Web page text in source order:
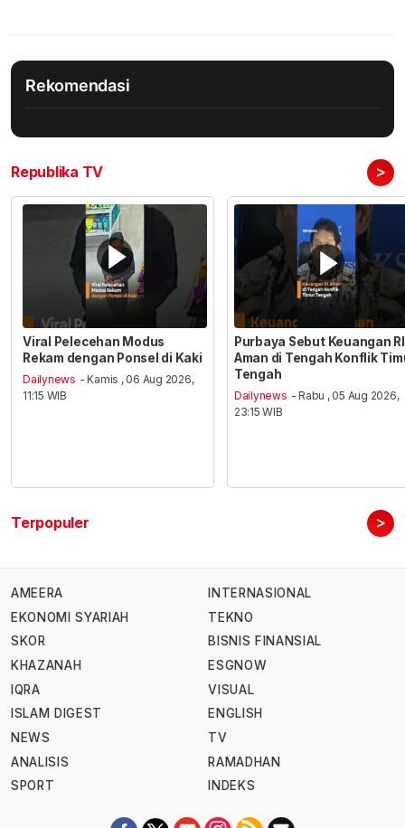
Rekomendasi
Republika TV >
Viral Pelecehan Modus
Rekam dengan Ponsel di Kaki
Dailynews - Kamis , 06 Aug 2026,
11:15 WIB
Purbaya Sebut Keuangan RI
Aman di Tengah Konflik
Tengah
Dailynews - Rabu , 05 Aug 2026,
23:15 WIB
Terpopuler >
AMEERA
EKONOMI SYARIAH
SKOR
KHAZANAH
IQRA
ISLAM DIGEST
NEWS
ANALISIS
SPORT
INTERNASIONAL
TEKNO
BISNIS FINANSIAL
ESGNOW
VISUAL
ENGLISH
TV
RAMADHAN
INDEKS